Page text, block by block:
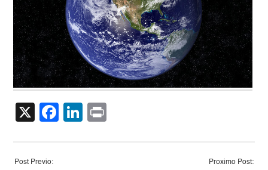
X Facebook
LinkedIn
Post Previo: Proximo Post: